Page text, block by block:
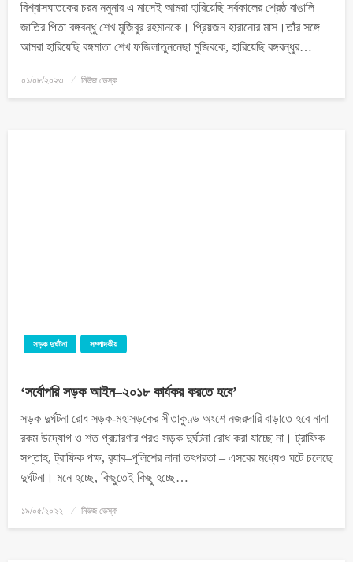
বিশ্বাসঘাতকের চরম নমুনার এ মাসেই আমরা হারিয়েছি সর্বকালের শ্রেষ্ঠ বাঙালি
জাতির পিতা বঙ্গবন্ধু শেখ মুজিবুর রহমানকে। প্রিয়জন হারানোর মাস।তাঁর সঙ্গে
আমরা হারিয়েছি বঙ্গমাতা শেখ ফজিলাতুননেছা মুজিবকে, হারিয়েছি বঙ্গবন্ধুর…
০১/০৮/২০২৩ নিউজ ডেস্ক
সড়ক দুর্ঘটনা সম্পাদকীয়
‘সর্বোপরি সড়ক আইন–২০১৮ কার্যকর করতে হবে’
সড়ক দুর্ঘটনা রোধ সড়ক-মহাসড়কের সীতাকুণ্ড অংশে নজরদারি বাড়াতে হবে নানা
রকম উদ্যোগ ও শত প্রচারণার পরও সড়ক দুর্ঘটনা রোধ করা যাচ্ছে না। ট্রাফিক
সপ্তাহ, ট্রাফিক পক্ষ, র‌্যাব–পুলিশের নানা তৎপরতা – এসবের মধ্যেও ঘটে চলেছে
দুর্ঘটনা। মনে হচ্ছে, কিছুতেই কিছু হচ্ছে…
১৯/০৫/২০২২ নিউজ ডেস্ক